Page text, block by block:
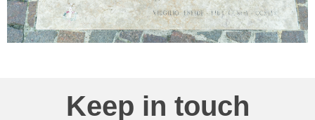
Keep in touch